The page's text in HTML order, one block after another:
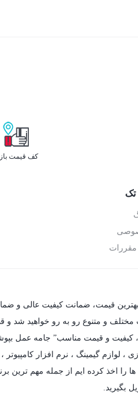
کف قیمت
تک
مقررات
قیمت، ضمانت کیفیت عالی و
و متنوع رو به رو خواهید شد و
کیفیت و قیمت مناسب” جامه عمل
، لوازم گیمینگ ، نرم افزار کامپیوتر ،
را اخذ کرده ایم از جمله مهم ترین
بگیرید.